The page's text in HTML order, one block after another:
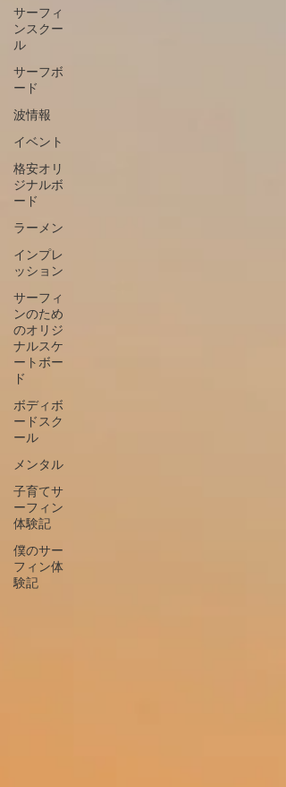
サーフィ
ンスクー
ル
サーフボ
ード
波情報
イベント
格安オリ
ジナルボ
ード
ラーメン
インプレ
ッション
サーフィ
ンのため
のオリジ
ナルスケ
ートボー
ド
ボディボ
ードスク
ール
メンタル
子育てサ
ーフィン
体験記
僕のサー
フィン体
験記